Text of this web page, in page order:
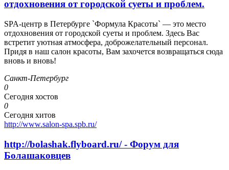
отдохновения от городской суеты и проблем.
SPA-центр в Петербурге `Формула Красоты` — это место
отдохновения от городской суеты и проблем. Здесь Вас
встретит уютная атмосфера, доброжелательный персонал.
Придя в наш салон красоты, Вам захочется возвращаться сюда
вновь и вновь!
Санкт-Петербург
0
Сегодня хостов
0
Сегодня хитов
http://www.salon-spa.spb.ru/
http://bolashak.flyboard.ru/ - Форум для
Болашаковцев